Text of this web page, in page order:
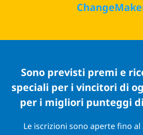
Sono previsti premi e
speciali per i vincitori di
per i migliori punteggi
Le iscrizioni sono aperte fino al